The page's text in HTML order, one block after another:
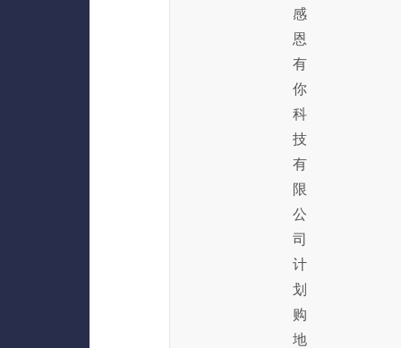
感
恩
有
你
科
技
有
限
公
司
计
划
购
地